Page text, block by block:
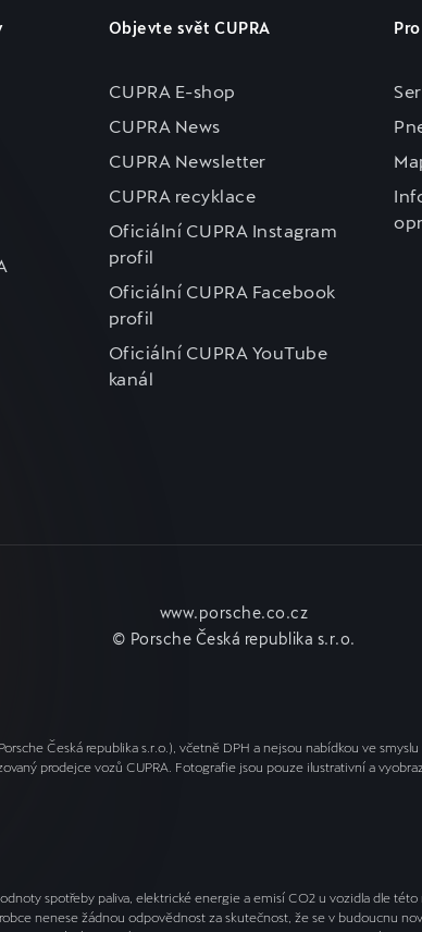
Objevte svět CUPRA
CUPRA E-shop
CUPRA News
CUPRA Newsletter
CUPRA recyklace
Oficiální CUPRA Instagram
profil
Oficiální CUPRA Facebook
profil
Oficiální CUPRA YouTube
kanál
www.porsche.co.cz
© Porsche Česká republika s.r.o.
Česká republika s.r.o.), včetně DPH a nejsou nabídkou ve
prodejce vozů CUPRA. Fotografie jsou pouze ilustrativní a
spotřeby paliva, elektrické energie a emisí CO2 u vozidla dle
nenese žádnou odpovědnost za skutečnost, že se v budoucnu